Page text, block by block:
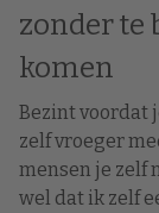
zonder te
komen
Bezint voordat
zelf vroeger
mensen je zelf
wel dat ik zelf